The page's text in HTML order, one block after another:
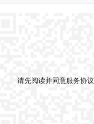
请先阅读并同意服务协议